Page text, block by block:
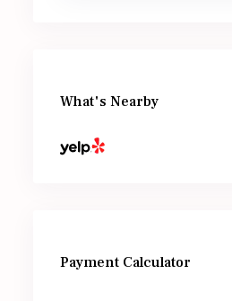
What's Nearby
Payment Calculator